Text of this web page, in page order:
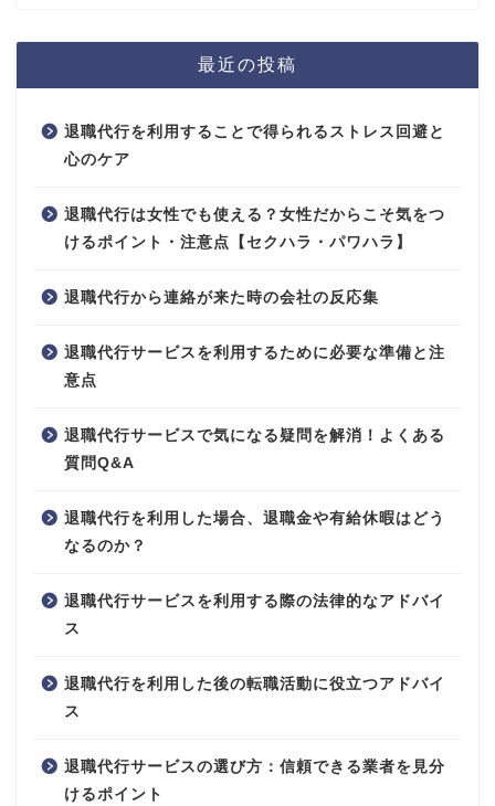
最近の投稿
退職代行を利用することで得られるストレス回避と
心のケア
退職代行は女性でも使える？女性だからこそ気をつ
けるポイント・注意点【セクハラ・パワハラ】
退職代行から連絡が来た時の会社の反応集
退職代行サービスを利用するために必要な準備と注
意点
退職代行サービスで気になる疑問を解消！よくある
質問Q&A
退職代行を利用した場合、退職金や有給休暇はどう
なるのか？
退職代行サービスを利用する際の法律的なアドバイ
ス
退職代行を利用した後の転職活動に役立つアドバイ
ス
退職代行サービスの選び方：信頼できる業者を見分
けるポイント